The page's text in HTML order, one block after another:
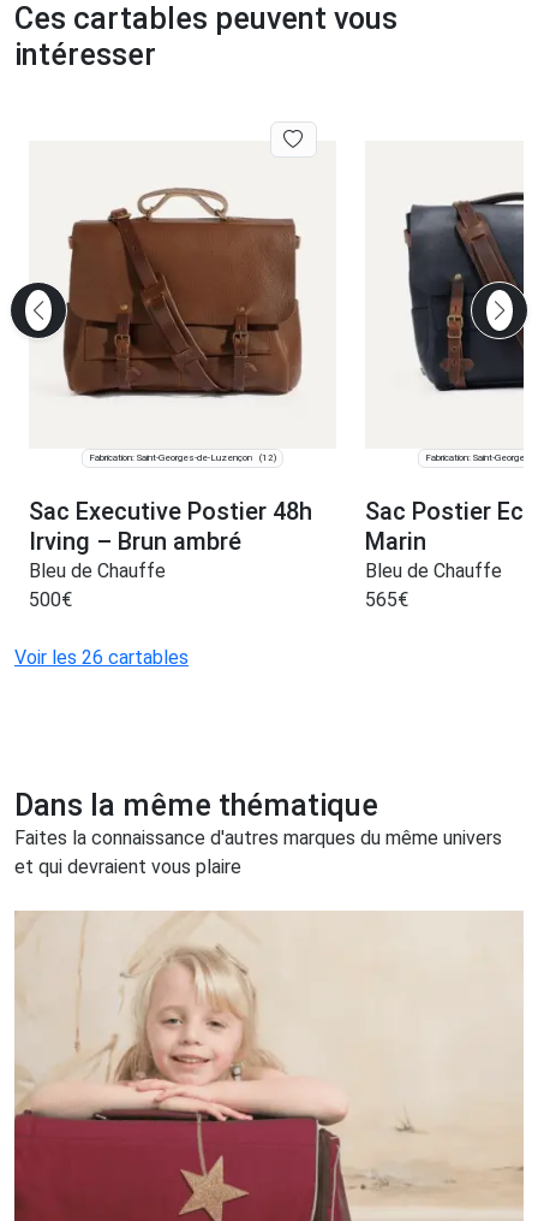
Ces cartables peuvent vous
intéresser
Fabrication: Saint-Georges-de-Luzençon (12)
Sac Executive Postier 48h
Irving – Brun ambré
Bleu de Chauffe
500€
Fabrication: Saint-
Sac Postier
Marin
Bleu de Chauffe
565€
Voir les 26 cartables
Dans la même thématique
Faites la connaissance d'autres marques du même univers
et qui devraient vous plaire